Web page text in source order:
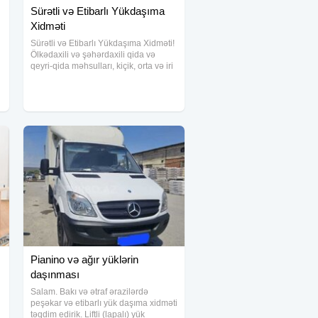
Sürətli və Etibarlı Yükdaşıma
Xidməti
Sürətli və Etibarlı Yükdaşıma Xidməti!
Ölkədaxili və şəhərdaxili qida və
qeyri-qida məhsulları, kiçik, orta və iri
Pianino və ağır yüklərin
daşınması
Salam. Bakı və ətraf ərazilərdə
peşəkar və etibarlı yük daşıma xidməti
təqdim edirik. Liftli (lapalı) yük